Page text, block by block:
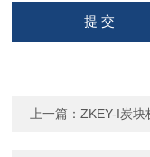
上一篇：ZKEY-I炭块